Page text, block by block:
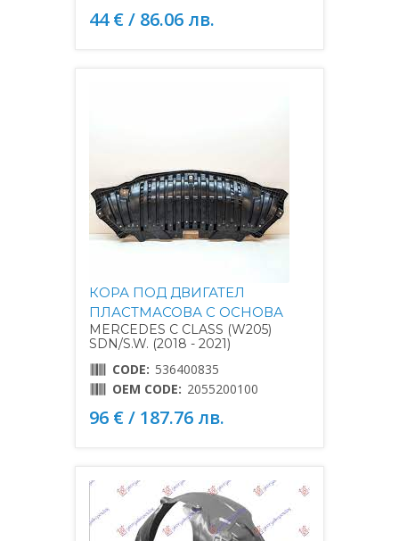
44 € / 86.06 лв.
КОРА ПОД ДВИГАТЕЛ
ПЛАСТМАСОВА С ОСНОВА
MERCEDES C CLASS (W205)
SDN/S.W. (2018 - 2021)
CODE: 536400835
OEM CODE: 2055200100
96 € / 187.76 лв.